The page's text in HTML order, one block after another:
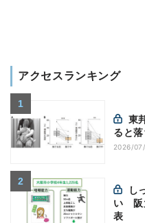
アクセスランキング
ると
2026/
い 阪
表